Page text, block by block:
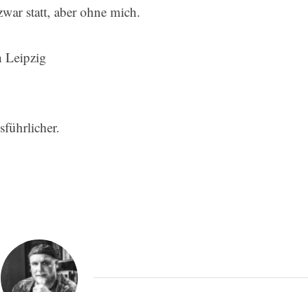
statt, aber ohne mich.
Leipzig